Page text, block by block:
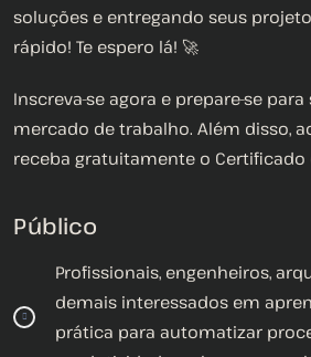
soluções e entregando seus
rápido! Te espero lá! 🚀
Inscreva-se agora e prepare-se
mercado de trabalho. Além disso,
receba gratuitamente o Certificado
Público
Profissionais, engenheiros,
demais interessados em
prática para automatizar